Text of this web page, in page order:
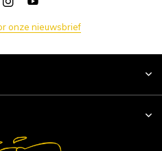
onze nieuwsbrief